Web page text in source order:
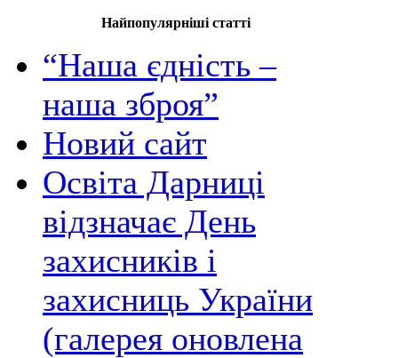
Найпопулярніші статті
“Наша єдність –
наша зброя”
Новий сайт
Освіта Дарниці
відзначає День
захисників і
захисниць України
(галерея оновлена